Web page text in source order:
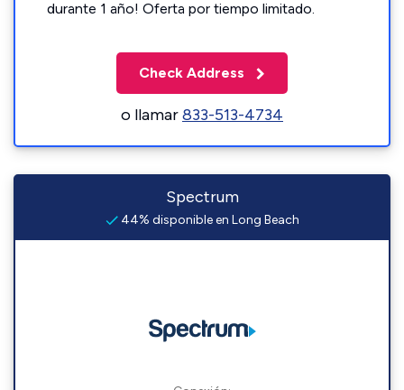
durante 1 año! Oferta por tiempo limitado.
Check Address
o llamar833-513-4734
Spectrum
44% disponible en Long Beach